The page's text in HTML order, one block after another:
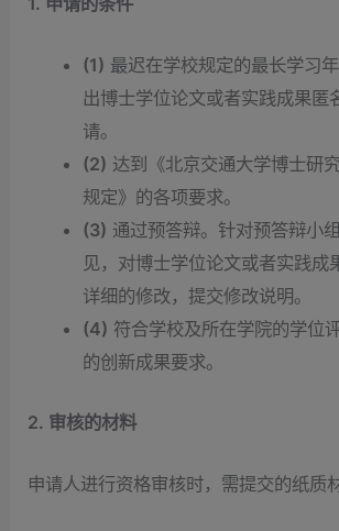
(1) 最迟在学校规定的最长学习
出博士学位论文或者实践成果匿
请。
(2) 达到《北京交通大学博士研
规定》的各项要求。
(3) 通过预答辩。针对预答辩小
见，对博士学位论文或者实践成
详细的修改，提交修改说明。
(4) 符合学校及所在学院的学位
的创新成果要求。
2. 审核的材料
申请人进行资格审核时，需提交的纸质